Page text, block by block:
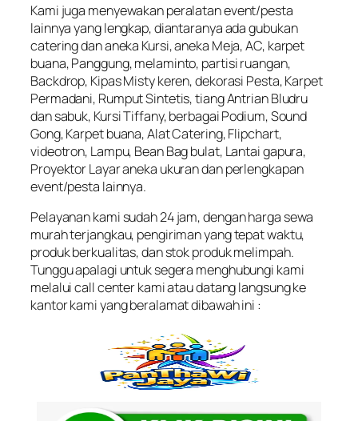
Kami juga menyewakan peralatan event/pesta
lainnya yang lengkap, diantaranya ada gubukan
catering dan aneka Kursi, aneka Meja, AC, karpet
buana, Panggung, melaminto, partisi ruangan,
Backdrop, Kipas Misty keren, dekorasi Pesta, Karpet
Permadani, Rumput Sintetis, tiang Antrian Bludru
dan sabuk, Kursi Tiffany, berbagai Podium, Sound
Gong, Karpet buana, Alat Catering, Flipchart,
videotron, Lampu, Bean Bag bulat, Lantai gapura,
Proyektor Layar aneka ukuran dan perlengkapan
event/pesta lainnya.
Pelayanan kami sudah 24 jam, dengan harga sewa
murah terjangkau, pengiriman yang tepat waktu,
produk berkualitas, dan stok produk melimpah.
Tunggu apalagi untuk segera menghubungi kami
melalui call center kami atau datang langsung ke
kantor kami yang beralamat dibawah ini :